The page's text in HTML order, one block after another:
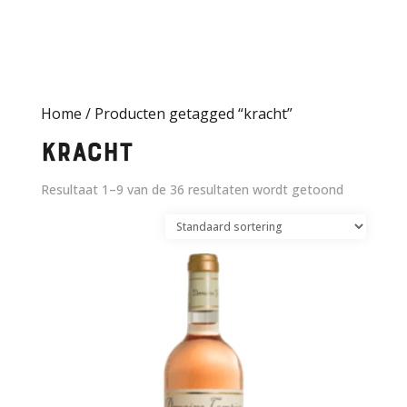
Home / Producten getagged “kracht”
kracht
Resultaat 1–9 van de 36 resultaten wordt getoond